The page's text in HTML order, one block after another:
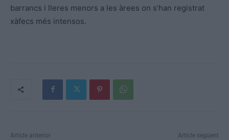
barrancs i lleres menors a les àrees on s’han registrat
xàfecs més intensos.
Article anterior Article següent